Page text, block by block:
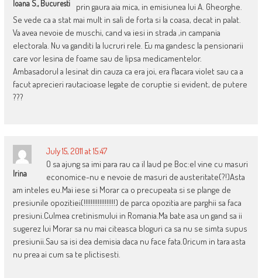
Ioana S., Bucuresti
prin gaura aia mica, in emisiunea lui A. Gheorghe.
Se vede ca a stat mai mult in sali de forta si la coasa, decat in palat.
Va avea nevoie de muschi, cand va iesi in strada ,in campania
electorala. Nu va ganditi la lucruri rele. Eu ma gandesc la pensionarii
care vor lesina de foame sau de lipsa medicamentelor.
Ambasadorul a lesinat din cauza ca era joi, era flacara violet sau ca a
facut aprecieri rautacioase legate de coruptie si evident, de putere
???
Irina
July 15, 2011 at 15:47
O sa ajung sa imi para rau ca il laud pe Boc:el vine cu masuri
economice-nu e nevoie de masuri de austeritate(?!)Asta
am inteles eu.Mai iese si Morar ca o precupeata si se plange de
presiunile opozitiei(!!!!!!!!!!!!!!!!!!) de parca opozitia are parghii sa faca
presiuni.Culmea cretinismului in Romania.Ma bate asa un gand sa ii
sugerez lui Morar sa nu mai citeasca bloguri ca sa nu se simta supus
presiunii.Sau sa isi dea demisia daca nu face fata.Oricum in tara asta
nu prea ai cum sa te plictisesti.